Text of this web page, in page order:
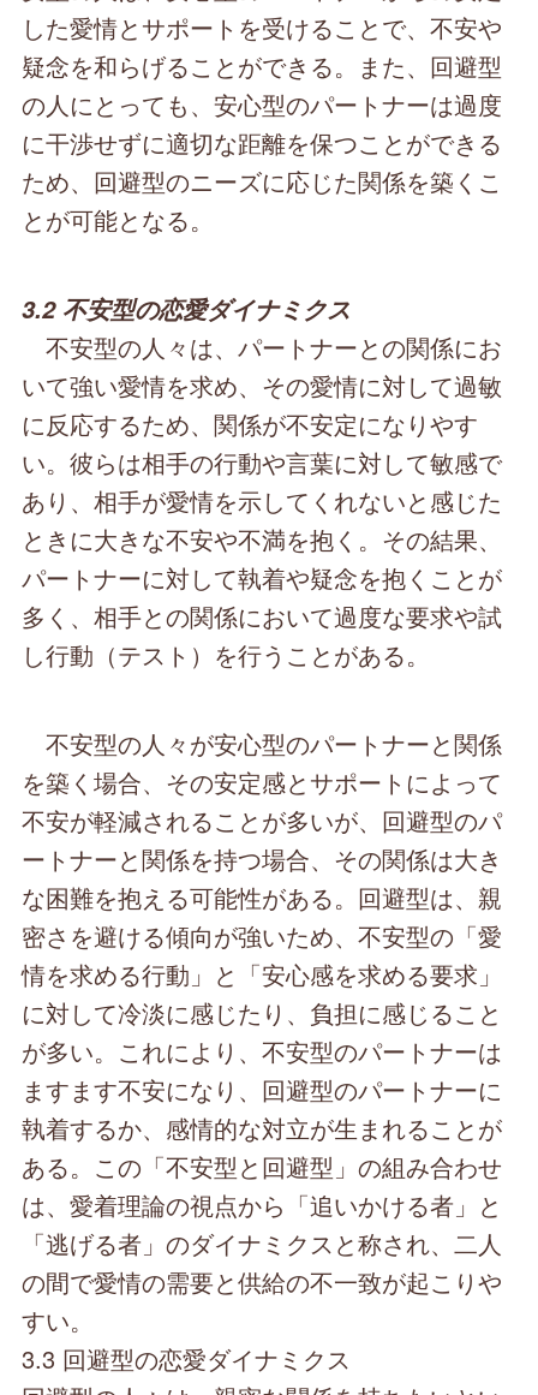
した愛情とサポートを受けることで、不安や
疑念を和らげることができる。また、回避型
の人にとっても、安心型のパートナーは過度
に干渉せずに適切な距離を保つことができる
ため、回避型のニーズに応じた関係を築くこ
とが可能となる。
3.2 不安型の恋愛ダイナミクス
不安型の人々は、パートナーとの関係にお
いて強い愛情を求め、その愛情に対して過敏
に反応するため、関係が不安定になりやす
い。彼らは相手の行動や言葉に対して敏感で
あり、相手が愛情を示してくれないと感じた
ときに大きな不安や不満を抱く。その結果、
パートナーに対して執着や疑念を抱くことが
多く、相手との関係において過度な要求や試
し行動（テスト）を行うことがある。
不安型の人々が安心型のパートナーと関係
を築く場合、その安定感とサポートによって
不安が軽減されることが多いが、回避型のパ
ートナーと関係を持つ場合、その関係は大き
な困難を抱える可能性がある。回避型は、親
密さを避ける傾向が強いため、不安型の「愛
情を求める行動」と「安心感を求める要求」
に対して冷淡に感じたり、負担に感じること
が多い。これにより、不安型のパートナーは
ますます不安になり、回避型のパートナーに
執着するか、感情的な対立が生まれることが
ある。この「不安型と回避型」の組み合わせ
は、愛着理論の視点から「追いかける者」と
「逃げる者」のダイナミクスと称され、二人
の間で愛情の需要と供給の不一致が起こりや
すい。
3.3 回避型の恋愛ダイナミクス